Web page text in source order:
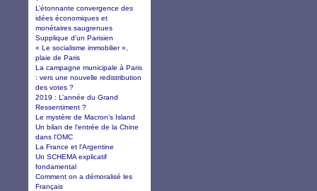
L’étonnante convergence des
idées économiques et
monétaires saugrenues
Supplique d'un Parisien
« Le socialisme immobilier »,
plaie de Paris
La campagne municipale à Paris
: vers une nouvelle redistribution
des votes ?
2019 : L’année du Grand
Ressentiment ?
Le mystère de Macron’s Island
Un bilan de l'entrée de la Chine
dans l'OMC
La France et l'Argentine
Un SCHEMA explicatif
fondamental
Comment on a démoralisé les
Français